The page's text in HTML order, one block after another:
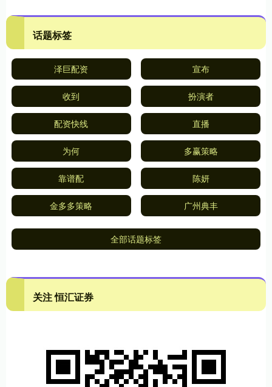
话题标签
泽巨配资 宣布
收到 扮演者
配资快线 直播
为何 多赢策略
靠谱配 陈妍
金多多策略 广州典丰
全部话题标签
关注 恒汇证券